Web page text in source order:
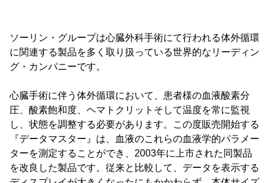
ソーリン・グループは心臓外科手術にて行われる体外循環
に関連する製品を多く取り扱っている世界的なリーディン
グ・カンパニーです。
心臓手術に伴う体外循環において、患者様の血液酸素分
圧、酸素飽和度、ヘマトクリットそして温度を常に監視
し、状態を調整する必要があります。この度販売開始する
『データマスター』は、血液のこれらの血液学的パラメー
ターを測定することができ、2003年に上市された同製品
を改良した製品です。従来と比較して、データを表示する